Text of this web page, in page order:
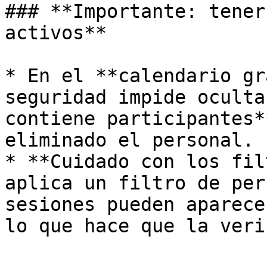
### **Importante:
activos**
* En el **calendario
seguridad impide
contiene
eliminado el personal.
* **Cuidado con los
aplica un filtro de
sesiones pueden
lo que hace que la